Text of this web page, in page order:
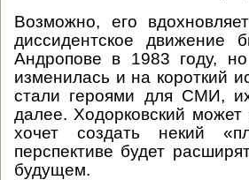
Возможно, его
диссидентское движение
Андропове в 1983 году,
изменилась и на короткий
стали героями для СМИ,
далее. Ходорковский
хочет создать некий
перспективе будет
будущем.